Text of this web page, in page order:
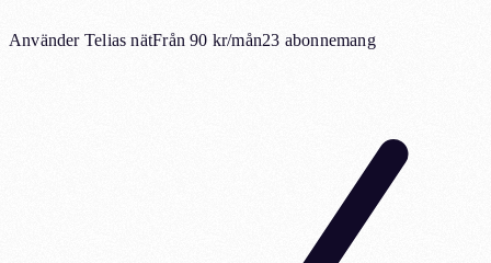
Använder Telias nätFrån 90 kr/mån23 abonnemang